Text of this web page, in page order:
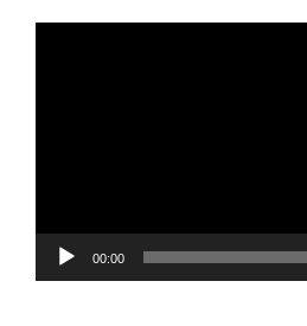
00:00